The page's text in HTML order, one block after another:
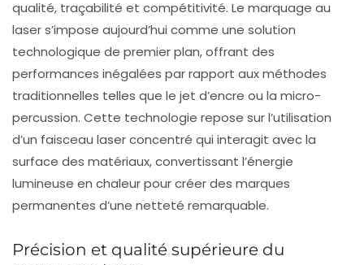
qualité, traçabilité et compétitivité. Le marquage au
laser s’impose aujourd’hui comme une solution
technologique de premier plan, offrant des
performances inégalées par rapport aux méthodes
traditionnelles telles que le jet d’encre ou la micro-
percussion. Cette technologie repose sur l’utilisation
d’un faisceau laser concentré qui interagit avec la
surface des matériaux, convertissant l’énergie
lumineuse en chaleur pour créer des marques
permanentes d’une netteté remarquable.
Précision et qualité supérieure du